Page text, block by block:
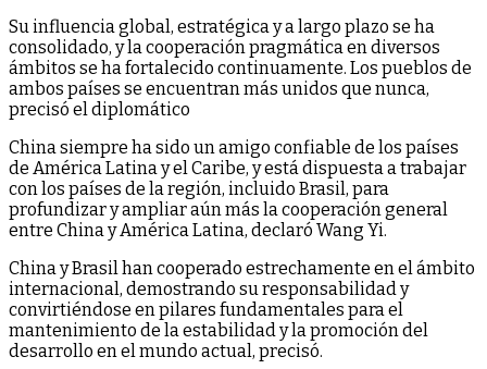
Su influencia global, estratégica y a largo plazo se ha
consolidado, y la cooperación pragmática en diversos
ámbitos se ha fortalecido continuamente. Los pueblos de
ambos países se encuentran más unidos que nunca,
precisó el diplomático
China siempre ha sido un amigo confiable de los países
de América Latina y el Caribe, y está dispuesta a trabajar
con los países de la región, incluido Brasil, para
profundizar y ampliar aún más la cooperación general
entre China y América Latina, declaró Wang Yi.
China y Brasil han cooperado estrechamente en el ámbito
internacional, demostrando su responsabilidad y
convirtiéndose en pilares fundamentales para el
mantenimiento de la estabilidad y la promoción del
desarrollo en el mundo actual, precisó.